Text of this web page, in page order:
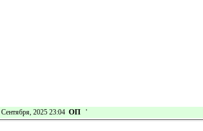
2025 23:04 ОП '